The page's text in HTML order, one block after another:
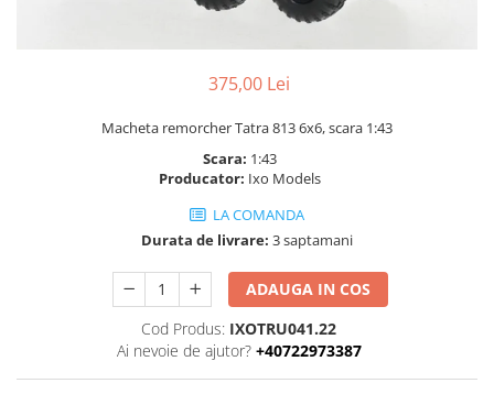
375,00 Lei
Macheta remorcher Tatra 813 6x6, scara 1:43
Scara: 1:43
Producator: Ixo Models
LA COMANDA
Durata de livrare: 3 saptamani
ADAUGA IN COS
Cod Produs: IXOTRU041.22
Ai nevoie de ajutor? +40722973387